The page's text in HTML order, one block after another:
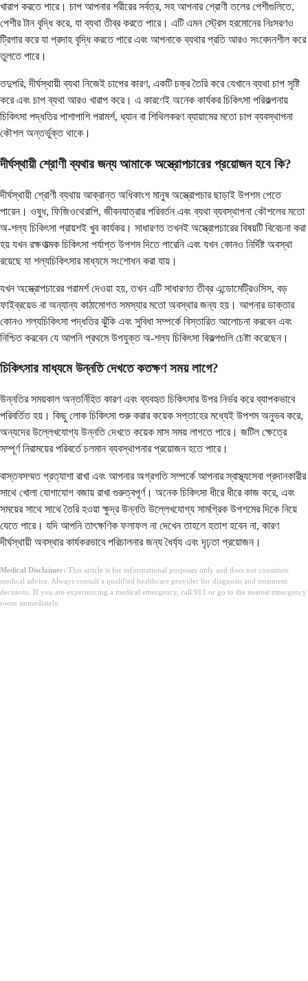
খারাপ করতে পারে। চাপ আপনার শরীরের সর্বত্র, সহ আপনার শ্রোণী তলের পেশীগুলিতে,
পেশীর টান বৃদ্ধি করে, যা ব্যথা তীব্র করতে পারে। এটি এমন স্ট্রেস হরমোনের নিঃসরণও
ট্রিগার করে যা প্রদাহ বৃদ্ধি করতে পারে এবং আপনাকে ব্যথার প্রতি আরও সংবেদনশীল করে
তুলতে পারে।
তদুপরি, দীর্ঘস্থায়ী ব্যথা নিজেই চাপের কারণ, একটি চক্র তৈরি করে যেখানে ব্যথা চাপ সৃষ্টি
করে এবং চাপ ব্যথা আরও খারাপ করে। এ কারণেই অনেক কার্যকর চিকিৎসা পরিকল্পনায়
চিকিৎসা পদ্ধতির পাশাপাশি পরামর্শ, ধ্যান বা শিথিলকরণ ব্যায়ামের মতো চাপ ব্যবস্থাপনা
কৌশল অন্তর্ভুক্ত থাকে।
দীর্ঘস্থায়ী শ্রোণী ব্যথার জন্য আমাকে অস্ত্রোপচারের প্রয়োজন হবে কি?
দীর্ঘস্থায়ী শ্রোণী ব্যথায় আক্রান্ত অধিকাংশ মানুষ অস্ত্রোপচার ছাড়াই উপশম পেতে
পারেন। ওষুধ, ফিজিওথেরাপি, জীবনযাত্রার পরিবর্তন এবং ব্যথা ব্যবস্থাপনা কৌশলের মতো
অ-শল্য চিকিৎসা প্রায়শই খুব কার্যকর। সাধারণত তখনই অস্ত্রোপচারের বিষয়টি বিবেচনা করা
হয় যখন রক্ষণাত্মক চিকিৎসা পর্যাপ্ত উপশম দিতে পারেনি এবং যখন কোনও নির্দিষ্ট অবস্থা
রয়েছে যা শল্যচিকিৎসার মাধ্যমে সংশোধন করা যায়।
যখন অস্ত্রোপচারের পরামর্শ দেওয়া হয়, তখন এটি সাধারণত তীব্র এন্ডোমেট্রিওসিস, বড়
ফাইব্রয়েড বা অন্যান্য কাঠামোগত সমস্যার মতো অবস্থার জন্য হয়। আপনার ডাক্তার
কোনও শল্যচিকিৎসা পদ্ধতির ঝুঁকি এবং সুবিধা সম্পর্কে বিস্তারিত আলোচনা করবেন এবং
নিশ্চিত করবেন যে আপনি প্রথমে উপযুক্ত অ-শল্য চিকিৎসা বিকল্পগুলি চেষ্টা করেছেন।
চিকিৎসার মাধ্যমে উন্নতি দেখতে কতক্ষণ সময় লাগে?
উন্নতির সময়কাল অন্তর্নিহিত কারণ এবং ব্যবহৃত চিকিৎসার উপর নির্ভর করে ব্যাপকভাবে
পরিবর্তিত হয়। কিছু লোক চিকিৎসা শুরু করার কয়েক সপ্তাহের মধ্যেই উপশম অনুভব করে,
অন্যদের উল্লেখযোগ্য উন্নতি দেখতে কয়েক মাস সময় লাগতে পারে। জটিল ক্ষেত্রে
সম্পূর্ণ নিরাময়ের পরিবর্তে চলমান ব্যবস্থাপনার প্রয়োজন হতে পারে।
বাস্তবসম্মত প্রত্যাশা রাখা এবং আপনার অগ্রগতি সম্পর্কে আপনার স্বাস্থ্যসেবা প্রদানকারীর
সাথে খোলা যোগাযোগ বজায় রাখা গুরুত্বপূর্ণ। অনেক চিকিৎসা ধীরে ধীরে কাজ করে, এবং
সময়ের সাথে সাথে তৈরি হওয়া ক্ষুদ্র উন্নতি উল্লেখযোগ্য সামগ্রিক উপশমের দিকে নিয়ে
যেতে পারে। যদি আপনি তাৎক্ষণিক ফলাফল না দেখেন তাহলে হতাশ হবেন না, কারণ
দীর্ঘস্থায়ী অবস্থার কার্যকরভাবে পরিচালনার জন্য ধৈর্য্য এবং দৃঢ়তা প্রয়োজন।
Medical Disclaimer: This article is for informational purposes only and does not constitute
medical advice. Always consult a qualified healthcare provider for diagnosis and treatment
decisions. If you are experiencing a medical emergency, call 911 or go to the nearest emergency
room immediately.